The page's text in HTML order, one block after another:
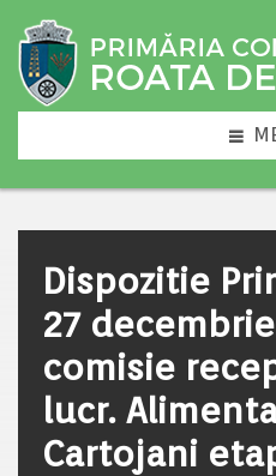
Dispozitie
27
comisie
lucr.
Cartojani